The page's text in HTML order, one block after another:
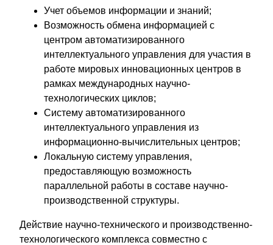
Учет объемов информации и знаний;
Возможность обмена информацией с
центром автоматизированного
интеллектуального управления для участия в
работе мировых инновационных центров в
рамках международных научно-
технологических циклов;
Систему автоматизированного
интеллектуального управления из
информационно-вычислительных центров;
Локальную систему управления,
предоставляющую возможность
параллельной работы в составе научно-
производственной структуры.
Действие научно-технического и производственно-
технологического комплекса совместно с